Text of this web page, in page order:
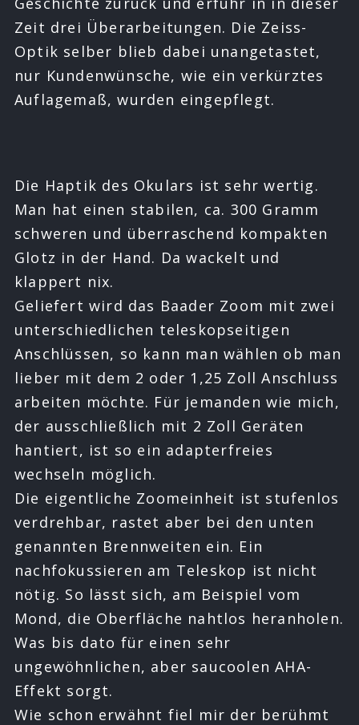
Zeit drei Überarbeitungen. Die Zeiss-
Optik selber blieb dabei unangetastet,
nur Kundenwünsche, wie ein verkürztes
Auflagemaß, wurden eingepflegt.
Die Haptik des Okulars ist sehr wertig.
Man hat einen stabilen, ca. 300 Gramm
schweren und überraschend kompakten
Glotz in der Hand. Da wackelt und
klappert nix.
Geliefert wird das Baader Zoom mit zwei
unterschiedlichen teleskopseitigen
Anschlüssen, so kann man wählen ob man
lieber mit dem 2 oder 1,25 Zoll Anschluss
arbeiten möchte. Für jemanden wie mich,
der ausschließlich mit 2 Zoll Geräten
hantiert, ist so ein adapterfreies
wechseln möglich.
Die eigentliche Zoomeinheit ist stufenlos
verdrehbar, rastet aber bei den unten
genannten Brennweiten ein. Ein
nachfokussieren am Teleskop ist nicht
nötig. So lässt sich, am Beispiel vom
Mond, die Oberfläche nahtlos heranholen.
Was bis dato für einen sehr
ungewöhnlichen, aber saucoolen AHA-
Effekt sorgt.
Wie schon erwähnt fiel mir der berühmt